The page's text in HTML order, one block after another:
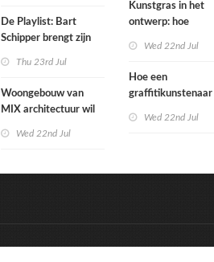
De Playlist: Bart
Schipper brengt zijn
Thu 23rd Jul
Woongebouw van
MIX architectuur wil
Wed 22nd Jul
Kunstgras in het
ontwerp: hoe
Wed 22nd Jul
Hoe een
graffitikunstenaar
Wed 22nd Jul